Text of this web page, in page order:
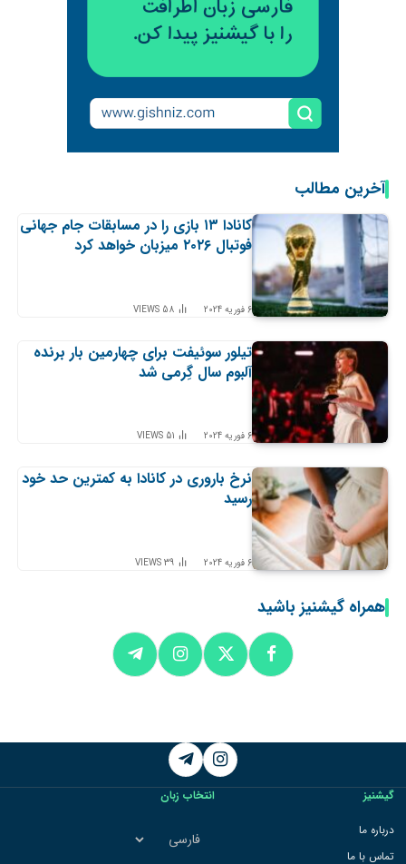
آخرین مطالب
کانادا ۱۳ بازی را در مسابقات جام جهانی
فوتبال ۲۰۲۶ میزبان خواهد کرد
6 فوریه 2024 58
VIEWS
تیلور سوئیفت برای چهارمین بار برنده
آلبوم سال گِرمی شد
6 فوریه 2024 51
VIEWS
نرخ باروری در کانادا به کمترین حد خود
رسید
6 فوریه 2024 39
VIEWS
همراه گیشنیز باشید
Instagram
Telegram
گیشنیز
درباره ما
تماس با ما
انتخاب زبان
انتخاب
زبان